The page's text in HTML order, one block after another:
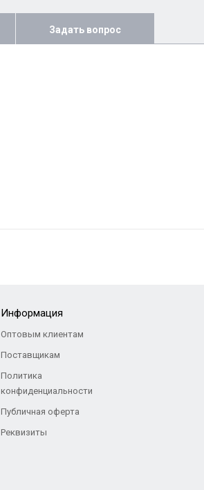
Задать вопрос
Информация
Оптовым клиентам
Поставщикам
Политика
конфиденциальности
Публичная оферта
Реквизиты